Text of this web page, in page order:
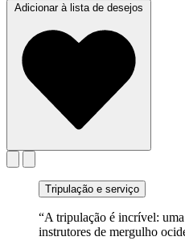
Adicionar à lista de desejos
Tripulação e serviço
“A tripulação é incrível:
instrutores de mergulho